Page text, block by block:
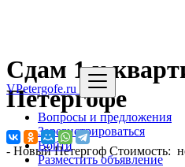
VPetergofe.ru
Вопросы и предложения
Зарегистрироваться
Войти
Разместить объявление
Сдам 1 к
Петергофе
- Новый Петергоф Стоимость: